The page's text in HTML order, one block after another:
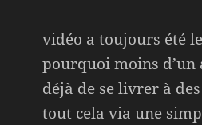
vidéo a toujours été
pourquoi moins d’un
déjà de se livrer à
tout cela via une